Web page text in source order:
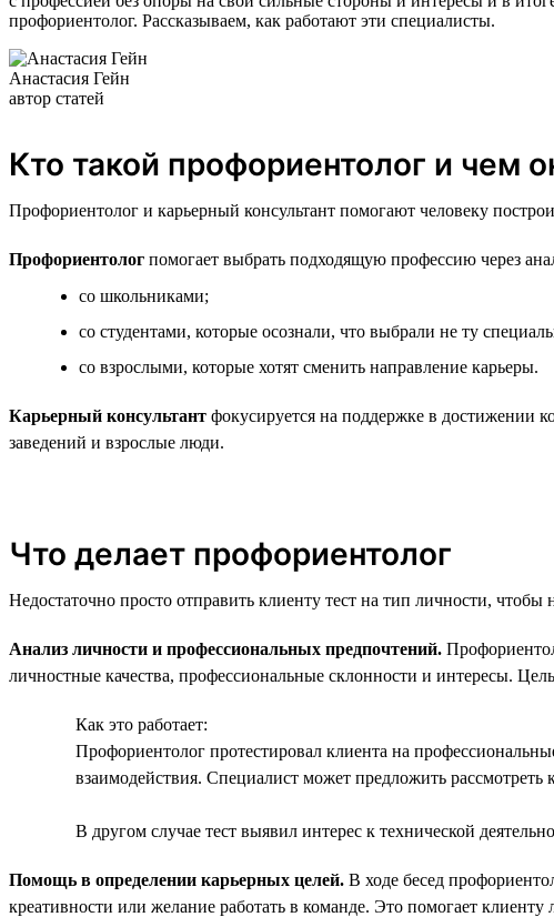
профориентолог. Рассказываем, как работают эти специалисты.
Анастасия Гейн
автор статей
Кто такой профориентолог и чем
Профориентолог и карьерный консультант помогают человеку
Профориентолог помогает выбрать подходящую профессию через
со школьниками;
со студентами, которые осознали, что выбрали не ту
со взрослыми, которые хотят сменить направление карьеры.
Карьерный консультант фокусируется на поддержке в достижении
заведений и взрослые люди.
Что делает профориентолог
Недостаточно просто отправить клиенту тест на тип личности,
Анализ личности и профессиональных предпочтений.
личностные качества, профессиональные склонности и интересы.
Как это работает:
Профориентолог протестировал клиента на
взаимодействия. Специалист может предложить
В другом случае тест выявил интерес к технической
Помощь в определении карьерных целей. В ходе бесед
креативности или желание работать в команде. Это помогает